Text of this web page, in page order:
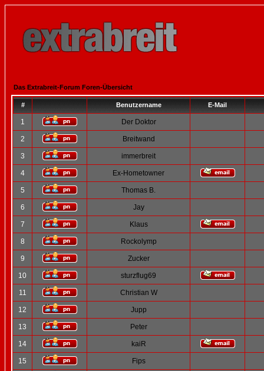
Das Extrabreit-Forum Foren-Übersicht
# Benutzername E-Mail
1 Der Doktor
2 Breitwand
3 immerbreit
4 Ex-Hometowner
5 Thomas B.
6 Jay
7 Klaus
8 Rockolymp
9 Zucker
10 sturzflug69
11 Christian W
12 Jupp
13 Peter
14 kaiR
15 Fips